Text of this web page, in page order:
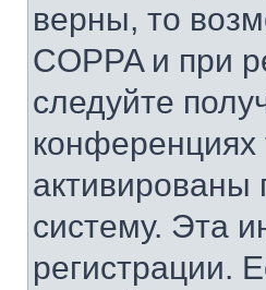
верны, то
COPPA и при
следуйте
конференциях
активированы
систему. Эта
регистрации.